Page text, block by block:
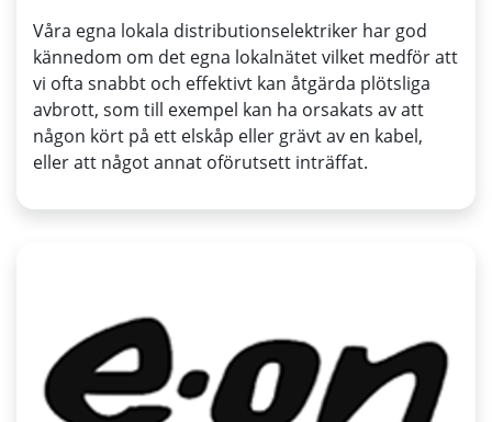
Våra egna lokala distributionselektriker har god
kännedom om det egna lokalnätet vilket medför att
vi ofta snabbt och effektivt kan åtgärda plötsliga
avbrott, som till exempel kan ha orsakats av att
någon kört på ett elskåp eller grävt av en kabel,
eller att något annat oförutsett inträffat.